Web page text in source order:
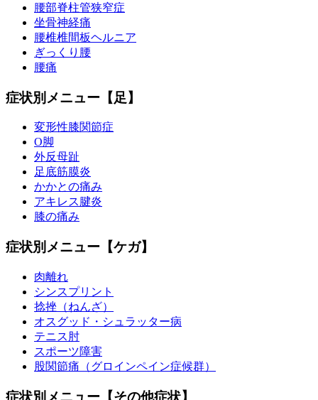
腰部脊柱管狭窄症
坐骨神経痛
腰椎椎間板ヘルニア
ぎっくり腰
腰痛
症状別メニュー【足】
変形性膝関節症
O脚
外反母趾
足底筋膜炎
かかとの痛み
アキレス腱炎
膝の痛み
症状別メニュー【ケガ】
肉離れ
シンスプリント
捻挫（ねんざ）
オスグッド・シュラッター病
テニス肘
スポーツ障害
股関節痛（グロインペイン症候群）
症状別メニュー【その他症状】